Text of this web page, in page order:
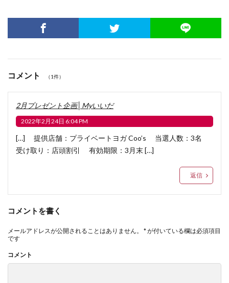
コメント （1件）
2月プレゼント企画│Myいいだ
2022年2月24日 6:04 PM
[…] 提供店舗：プライベートヨガ Coo’s 当選人数：3名
受け取り：店頭割引 有効期限：3月末 […]
返信
コメントを書く
メールアドレスが公開されることはありません。 *が付いている欄は必須項目
です
コメント